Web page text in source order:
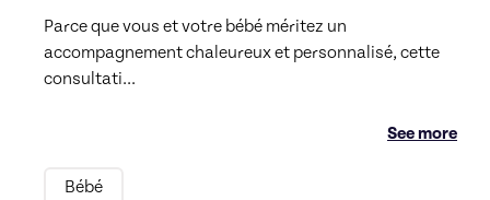
Parce que vous et votre bébé méritez un
accompagnement chaleureux et personnalisé, cette
consultati...
See more
Bébé